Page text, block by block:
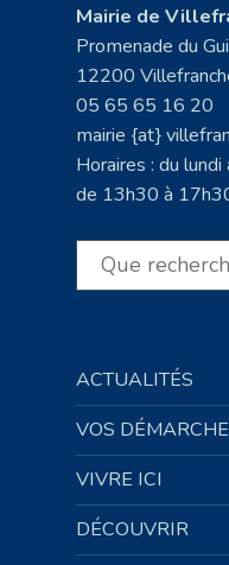
Mairie de
Promenade du
12200
05 65 65 16 20
mairie {at}
Horaires : du
de 13h30 à
Rechercher
ACTUALITÉS
VOS
VIVRE ICI
DÉCOUVRIR